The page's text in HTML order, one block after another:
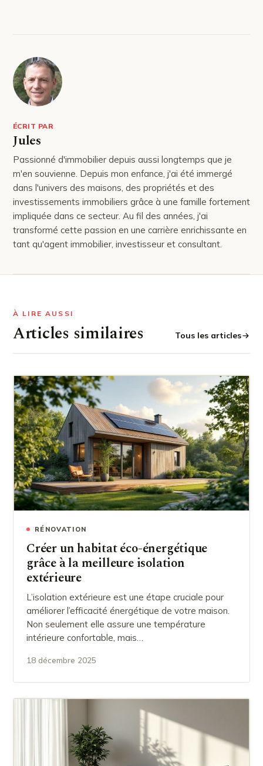
ÉCRIT PAR
Jules
Passionné d'immobilier depuis aussi longtemps que je
m'en souvienne. Depuis mon enfance, j'ai été immergé
dans l'univers des maisons, des propriétés et des
investissements immobiliers grâce à une famille fortement
impliquée dans ce secteur. Au fil des années, j'ai
transformé cette passion en une carrière enrichissante en
tant qu'agent immobilier, investisseur et consultant.
À LIRE AUSSI
Articles similaires Tous les articles
RÉNOVATION
Créer un habitat éco-énergétique
grâce à la meilleure isolation
extérieure
L’isolation extérieure est une étape cruciale pour
améliorer l’efficacité énergétique de votre maison.
Non seulement elle assure une température
intérieure confortable, mais…
18 décembre 2025